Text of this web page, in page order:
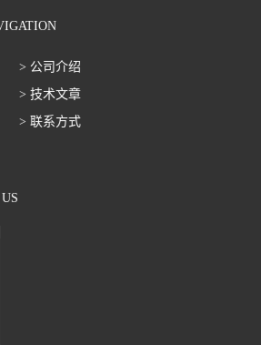
> 公司介绍
> 技术文章
> 联系方式